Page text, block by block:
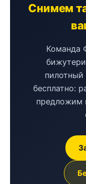
Снимем
Команда
пилотный
бесплатно:
предложим